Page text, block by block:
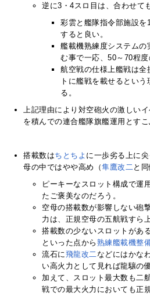
逆に3・4スロ目は、合わせて
彩雲と艦隊指令部施設を
すると良い。
艦載機熟練度システム
む事で一応、50～70程度
航空戦の仕様上艦戦は全
トに艦戦を載せるとい
る。
上記理由により対空砲火の激しい
を積んでの連合艦隊旗艦運用とすこ
搭載数はちと ちよ に一歩劣る上に
母の中ではやや高め（隼鷹改二と同
ピーキーなスロット構成で運
たご褒美なのだろう。
空母の搭載数が影響しない砲
力は、正規空母の五航戦すら
搭載数の少ないスロットがあ
といった点から 熟練艦載機整
流石に飛龍改二などにはかな
い高火力として見れば龍驤の
加えて、スロット最大数も二
戦での最大火力においても正